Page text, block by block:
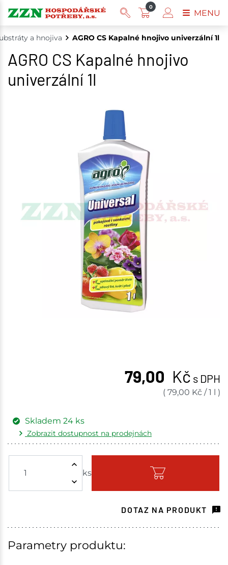
a hnojiva AGRO CS Kapalné hnojivo univerzální 1l
AGRO CS Kapalné hnojivo
univerzální 1l
79,00 Kč s DPH
( 79,00 Kč /1 l )
ks
Skladem 24 ks
Zobrazit dostupnost na prodejnách
Skladem - ihned k odeslání
Tišnov 3 ks
DOTAZ NA PRODUKT
Parametry produktu:
0
MENU